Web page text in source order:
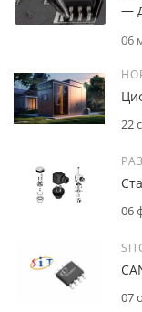
06
—
22